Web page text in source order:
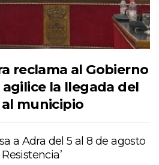
reclama al Gobierno
la llegada del
municipio
a Adra del 5 al 8 de agosto